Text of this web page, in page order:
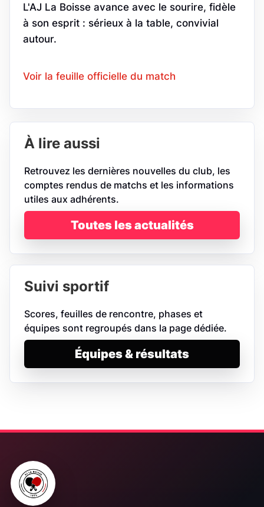
L'AJ La Boisse avance avec le sourire, fidèle
à son esprit : sérieux à la table, convivial
autour.
Voir la feuille officielle du match
À lire aussi
Retrouvez les dernières nouvelles du club, les
comptes rendus de matchs et les informations
utiles aux adhérents.
Toutes les actualités
Suivi sportif
Scores, feuilles de rencontre, phases et
équipes sont regroupés dans la page dédiée.
Équipes & résultats